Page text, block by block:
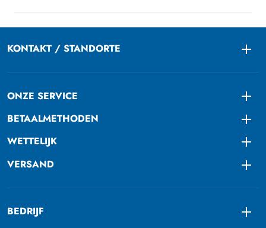
KONTAKT / STANDORTE
ONZE SERVICE
BETAALMETHODEN
WETTELIJK
VERSAND
BEDRIJF